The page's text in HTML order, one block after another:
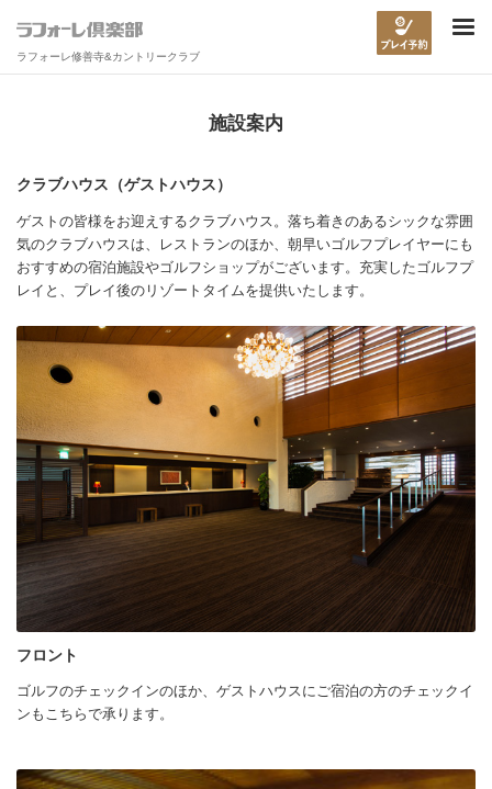
ラフォーレ修善寺&カントリークラブ
施設案内
クラブハウス（ゲストハウス）
ゲストの皆様をお迎えするクラブハウス。落ち着きのあるシックな雰囲
気のクラブハウスは、レストランのほか、朝早いゴルフプレイヤーにも
おすすめの宿泊施設やゴルフショップがございます。充実したゴルフプ
レイと、プレイ後のリゾートタイムを提供いたします。
フロント
ゴルフのチェックインのほか、ゲストハウスにご宿泊の方のチェックイ
ンもこちらで承ります。